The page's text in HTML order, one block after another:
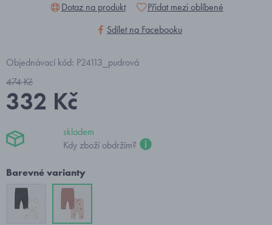
Dotaz na produkt
Přidat mezi oblíbené
Sdílet na Facebooku
Objednávací kód: P24113_pudrová
474 Kč
332 Kč
skladem
Kdy zboží obdržím?
Barevné varianty